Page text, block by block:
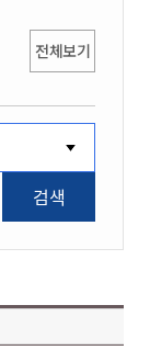
전체보기
검색